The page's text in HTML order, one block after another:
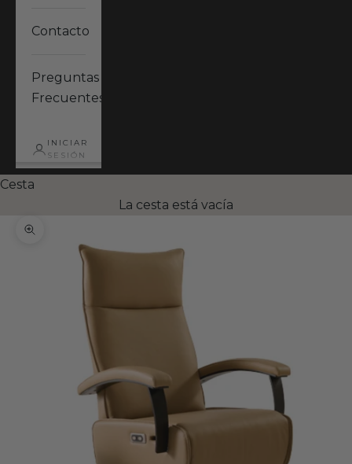
Contacto
Preguntas
Frecuentes
INICIAR
SESIÓN
Cesta
La cesta está vacía
Zoom